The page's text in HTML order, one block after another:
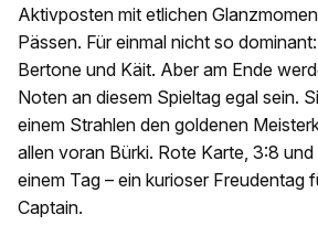
Aktivposten mit etlichen
Pässen. Für einmal nicht so
Bertone und Käit. Aber am Ende
Noten an diesem Spieltag egal sein.
einem Strahlen den goldenen
allen voran Bürki. Rote Karte, 3:8
einem Tag – ein kurioser Freudentag
Captain.